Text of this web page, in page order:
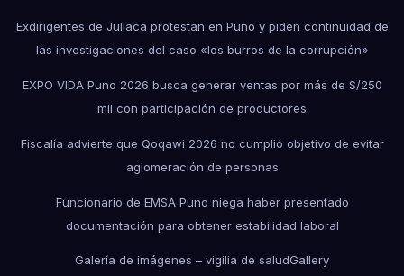
Exdirigentes de Juliaca protestan en Puno y piden continuidad de
las investigaciones del caso «los burros de la corrupción»
EXPO VIDA Puno 2026 busca generar ventas por más de S/250
mil con participación de productores
Fiscalía advierte que Qoqawi 2026 no cumplió objetivo de evitar
aglomeración de personas
Funcionario de EMSA Puno niega haber presentado
documentación para obtener estabilidad laboral
Galería de imágenes – vigilia de saludGallery